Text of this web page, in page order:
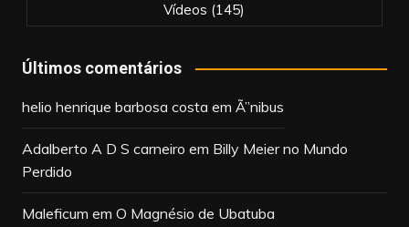
Vídeos (145)
Últimos comentários
helio henrique barbosa costa em Ã”nibus
Adalberto A D S carneiro em Billy Meier no Mundo
Perdido
Maleficum em O Magnésio de Ubatuba